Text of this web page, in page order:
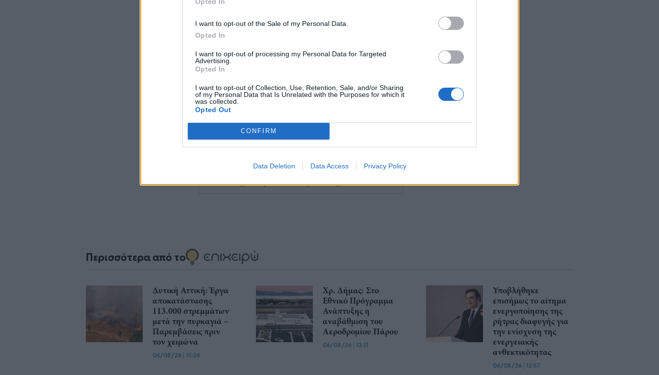
I want to opt-out of the Sale of my Personal Data.
Opted In
I want to opt-out of processing my Personal Data for Targeted
Advertising.
Opted In
I want to opt-out of Collection, Use, Retention, Sale, and/or Sharing
of my Personal Data that Is Unrelated with the Purposes for which it
was collected.
Opted Out
CONFIRM
Data Deletion Data Access Privacy Policy
Δείτε όλες τις τελευταίες
... σχόλια| Κάνε click για να σχολιάσεις
Περισσότερα από το
Δυτική Αττική: Έργα
αποκατάστασης
113.000 στρεμμάτων
μετά την πυρκαγιά –
Παρεμβάσεις πριν
τον χειμώνα
06/08/26 | 15:26
Χρ. Δήμας: Στο
Εθνικό Πρόγραμμα
Ανάπτυξης η
αναβάθμιση του
Αεροδρομίου Πάρου
06/08/26 | 13:11
Υποβλήθηκε
επισήμως το αίτημα
ενεργοποίησης της
ρήτρας διαφυγής για
την ενίσχυση της
ενεργειακής
ανθεκτικότητας
06/08/26 | 12:57